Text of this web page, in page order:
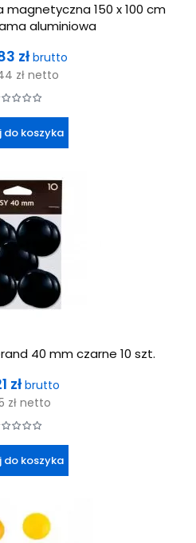
150 x 100 cm
aluminiowa
zł brutto
złnetto
do koszyka
40 mm czarne 10 szt.
złbrutto
zł netto
do koszyka